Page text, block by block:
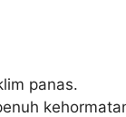
panas.